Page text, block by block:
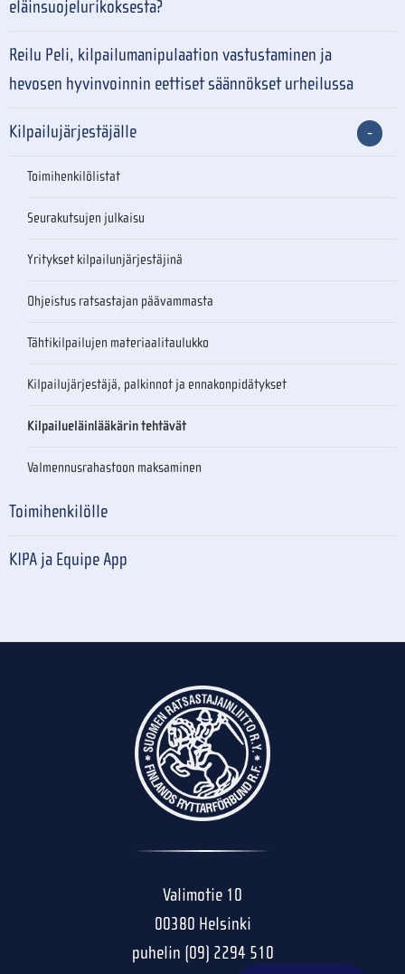
eläinsuojelurikoksesta?
Reilu Peli, kilpailumanipulaation vastustaminen ja
hevosen hyvinvoinnin eettiset säännökset urheilussa
Kilpailujärjestäjälle
Toimihenkilölistat
Seurakutsujen julkaisu
Yritykset kilpailunjärjestäjinä
Ohjeistus ratsastajan päävammasta
Tähtikilpailujen materiaalitaulukko
Kilpailujärjestäjä, palkinnot ja ennakonpidätykset
Kilpailueläinlääkärin tehtävät
Valmennusrahastoon maksaminen
Toimihenkilölle
KIPA ja Equipe App
Valimotie 10
00380 Helsinki
puhelin (09) 2294 510